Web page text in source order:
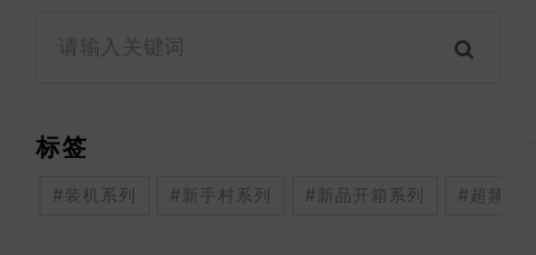
标签
#装机系列 #新手村系列 #新品开箱系列 #超频系